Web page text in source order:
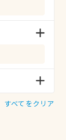
すべてをクリア